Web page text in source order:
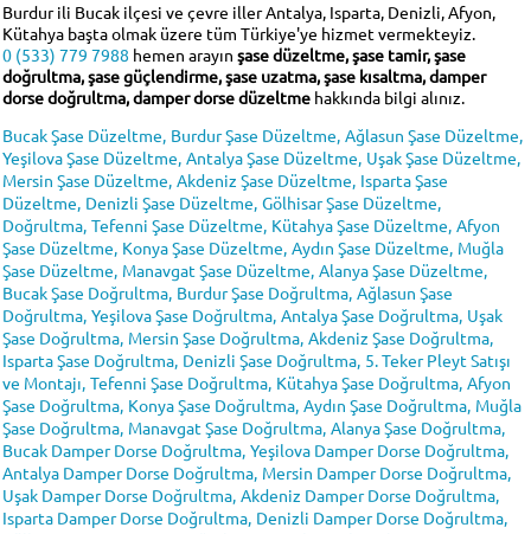
Burdur ili Bucak ilçesi ve çevre iller Antalya, Isparta, Denizli, Afyon,
Kütahya başta olmak üzere tüm Türkiye'ye hizmet vermekteyiz.
0 (533) 779 7988 hemen arayınşase düzeltme, şase tamir, şase
doğrultma, şase güçlendirme, şase uzatma, şase kısaltma, damper
dorse doğrultma, damper dorse düzeltme hakkında bilgi alınız.
Bucak Şase Düzeltme, Burdur Şase Düzeltme, Ağlasun Şase Düzeltme,
Yeşilova Şase Düzeltme, Antalya Şase Düzeltme, Uşak Şase Düzeltme,
Mersin Şase Düzeltme, Akdeniz Şase Düzeltme, Isparta Şase
Düzeltme, Denizli Şase Düzeltme, Gölhisar Şase Düzeltme,
Doğrultma, Tefenni Şase Düzeltme, Kütahya Şase Düzeltme, Afyon
Şase Düzeltme, Konya Şase Düzeltme, Aydın Şase Düzeltme, Muğla
Şase Düzeltme, Manavgat Şase Düzeltme, Alanya Şase Düzeltme,
Bucak Şase Doğrultma, Burdur Şase Doğrultma, Ağlasun Şase
Doğrultma, Yeşilova Şase Doğrultma, Antalya Şase Doğrultma, Uşak
Şase Doğrultma, Mersin Şase Doğrultma, Akdeniz Şase Doğrultma,
Isparta Şase Doğrultma, Denizli Şase Doğrultma, 5. Teker Pleyt Satışı
ve Montajı, Tefenni Şase Doğrultma, Kütahya Şase Doğrultma, Afyon
Şase Doğrultma, Konya Şase Doğrultma, Aydın Şase Doğrultma, Muğla
Şase Doğrultma, Manavgat Şase Doğrultma, Alanya Şase Doğrultma,
Bucak Damper Dorse Doğrultma, Yeşilova Damper Dorse Doğrultma,
Antalya Damper Dorse Doğrultma, Mersin Damper Dorse Doğrultma,
Uşak Damper Dorse Doğrultma, Akdeniz Damper Dorse Doğrultma,
Isparta Damper Dorse Doğrultma, Denizli Damper Dorse Doğrultma,